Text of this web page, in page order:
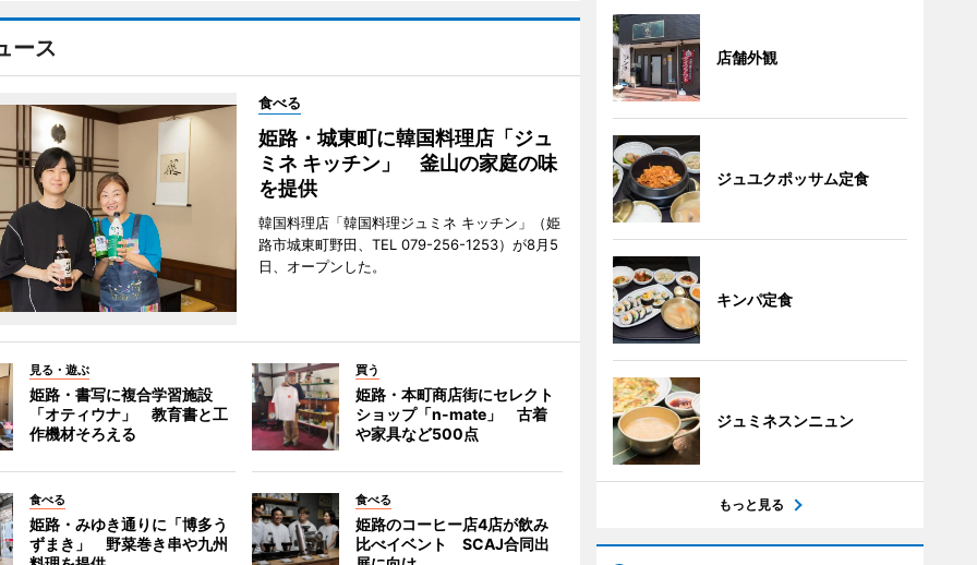
ース
食べる
姫路・城東町に韓国料理店「ジュ
ミネ キッチン」 釜山の家庭の味
を提供
韓国料理店「韓国料理ジュミネ キッチン」（姫
路市城東町野田、TEL 079-256-1253）が8月5
日、オープンした。
見る・遊ぶ
姫路・書写に複合学習施設
「オティウナ」 教育書と工
作機材そろえる
買う
姫路・本町商店街にセレクト
ショップ「n-mate」 古着
や家具など500点
食べる
姫路・みゆき通りに「博多う
ずまき」 野菜巻き串や九州
食べる
姫路のコーヒー店4店が飲み
比べイベント SCAJ合同出
店舗外観
ジュユクポッサム定食
キンパ定食
ジュミネスンニュン
もっと見る